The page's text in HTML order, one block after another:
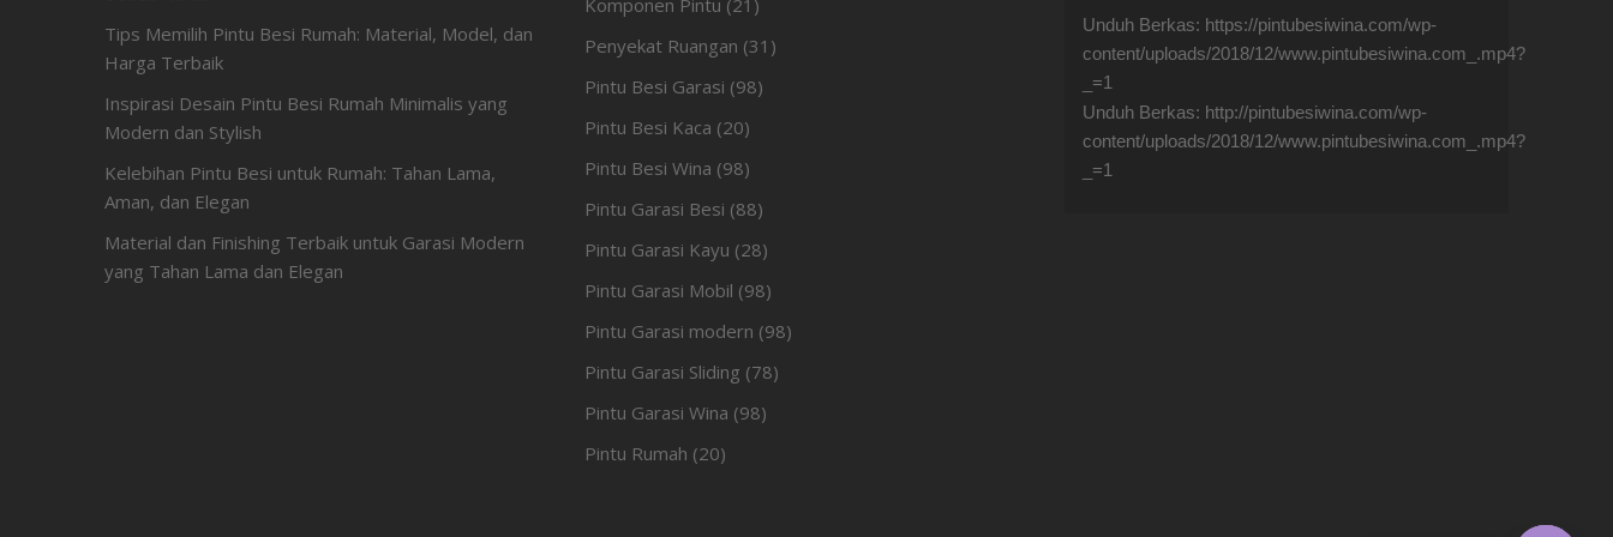
Tips Memilih Pintu Besi Rumah: Material, Model, dan
Harga Terbaik
Inspirasi Desain Pintu Besi Rumah Minimalis yang
Modern dan Stylish
Kelebihan Pintu Besi untuk Rumah: Tahan Lama,
Aman, dan Elegan
Material dan Finishing Terbaik untuk Garasi Modern
yang Tahan Lama dan Elegan
Penyekat Ruangan (31)
Pintu Besi Garasi (98)
Pintu Besi Kaca (20)
Pintu Besi Wina (98)
Pintu Garasi Besi (88)
Pintu Garasi Kayu (28)
Pintu Garasi Mobil (98)
Pintu Garasi modern (98)
Pintu Garasi Sliding (78)
Pintu Garasi Wina (98)
Pintu Rumah (20)
Unduh Berkas: https://pintubesiwina.com/wp-
content/uploads/2018/12/www.pintubesiwina.com_.mp4?
_=1
Unduh Berkas: http://pintubesiwina.com/wp-
content/uploads/2018/12/www.pintubesiwina.com_.mp4?
_=1